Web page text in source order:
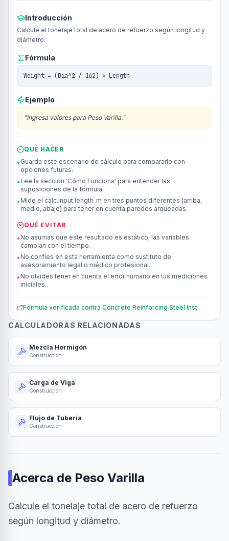
Introducción
Calcule el tonelaje total de acero de refuerzo según longitud y
diámetro.
Fórmula
Weight = (Dia^2 / 162) * Length
Ejemplo
"Ingresa valores para Peso Varilla."
QUÉ HACER
• Guarda este escenario de cálculo para compararlo con
opciones futuras.
• Lee la sección 'Cómo Funciona' para entender las
suposiciones de la fórmula.
• Mide el calc.input.length_m en tres puntos diferentes (arriba,
medio, abajo) para tener en cuenta paredes arqueadas.
QUÉ EVITAR
• No asumas que este resultado es estático; las variables
cambian con el tiempo.
• No confíes en esta herramienta como sustituto de
asesoramiento legal o médico profesional.
• No olvides tener en cuenta el error humano en tus mediciones
iniciales.
Fórmula verificada contra Concrete Reinforcing Steel Inst.
CALCULADORAS RELACIONADAS
Mezcla Hormigón
Construcción
Carga de Viga
Construcción
Flujo de Tubería
Construcción
Acerca de Peso Varilla
Calcule el tonelaje total de acero de refuerzo
según longitud y diámetro.